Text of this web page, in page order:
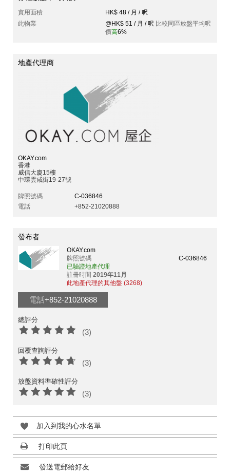
實用面積
HK$ 48 / 月 / 呎
此物業
@HK$ 51 / 月 / 呎 比較同區放盤平均呎
價高6%
地產代理商
OKAY.com
香港
威信大廈15樓
中環雲咸街19-27號
牌照號碼
C-036846
電話
+852-21020888
發布者
OKAY.com
牌照號碼
C-036846
已驗證地產代理
註冊時間 2019年11月
此地產代理的其他盤 (3268)
電話+852-21020888
總評分
(3)
回覆查詢評分
(3)
放盤資料準確性評分
(3)
加入到我的心水名單
打印此頁
發送電郵給好友